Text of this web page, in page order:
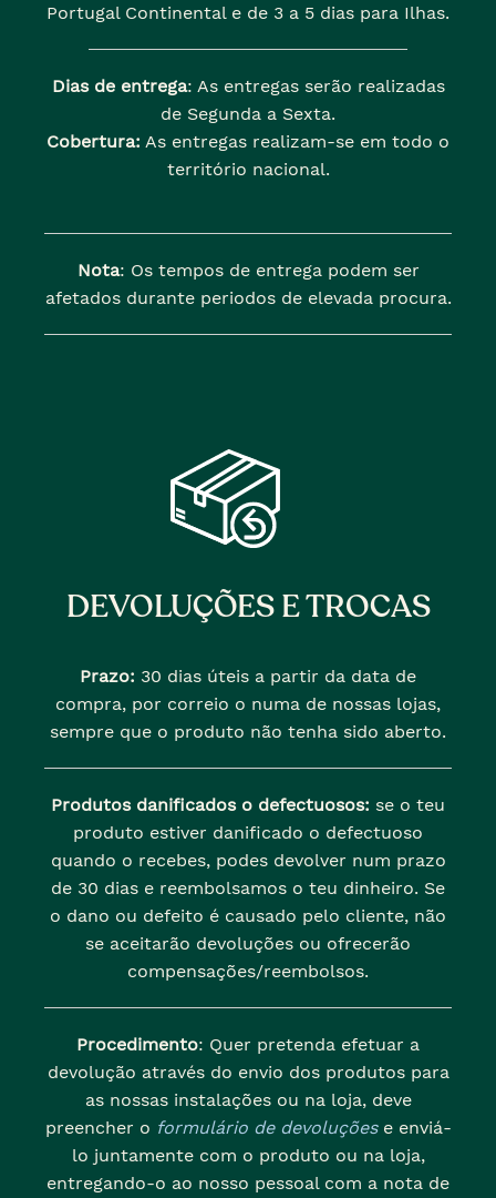
Portugal Continental e de 3 a 5 dias para Ilhas.
Dias de entrega: As entregas serão realizadas
de Segunda a Sexta.
Cobertura: As entregas realizam-se em todo o
território nacional.
Nota: Os tempos de entrega podem ser
afetados durante periodos de elevada procura.
DEVOLUÇÕES E TROCAS
Prazo: 30 dias úteis a partir da data de
compra, por correio o numa de nossas lojas,
sempre que o produto não tenha sido aberto.
Produtos danificados o defectuosos: se o teu
produto estiver danificado o defectuoso
quando o recebes, podes devolver num prazo
de 30 dias e reembolsamos o teu dinheiro. Se
o dano ou defeito é causado pelo cliente, não
se aceitarão devoluções ou ofrecerão
compensações/reembolsos.
Procedimento: Quer pretenda efetuar a
devolução através do envio dos produtos para
as nossas instalações ou na loja, deve
preencher o formulário de devoluçõese enviá-
lo juntamente com o produto ou na loja,
entregando-o ao nosso pessoal com a nota de